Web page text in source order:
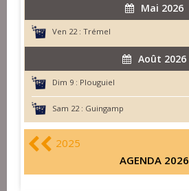
Mai 2026
Ven 22 : Trémel
Août 2026
Dim 9 : Plouguiel
Sam 22 : Guingamp
2025
AGENDA 2026